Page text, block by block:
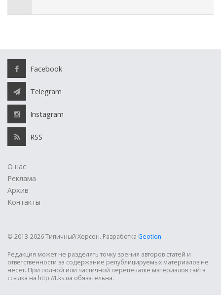
Facebook
Telegram
Instagram
RSS
О нас
Реклама
Архив
Контакты
© 2013-2026 Типичный Херсон. Разработка Geotlon.
Редакция может не разделять точку зрения авторов статей и
ответственности за содержание републицируемых материалов не
несет. При полной или частичной перепечатке материалов сайта
ссылка на http://t.ks.ua обязательна.